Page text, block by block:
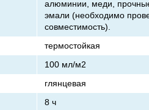
алюминии, меди,
эмали (необходимо
совместимость).
термостойкая
100 мл/м2
глянцевая
8 ч